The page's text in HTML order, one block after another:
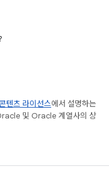
텐츠 라이선스에서 설명하는
및 Oracle 계열사의 상